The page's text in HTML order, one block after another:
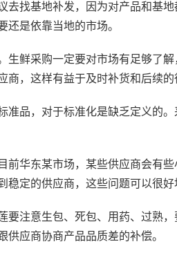
去找基地补发，因为对产品和基
还是依靠当地的市场。
生鲜采购一定要对市场有足够了
，这样有益于及时补货和后续的
准品，对于标准化是缺乏定义的
前华东某市场，某些供应商会有
定的供应商，这些问题可以很好
要注意生包、死包、用药、过熟
应商协商产品品质差的补偿。